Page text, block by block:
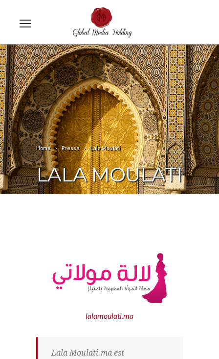
Home Presse Lala Moulati
LALA MOULATI
lalamoulati.ma
Lala Moulati.ma est